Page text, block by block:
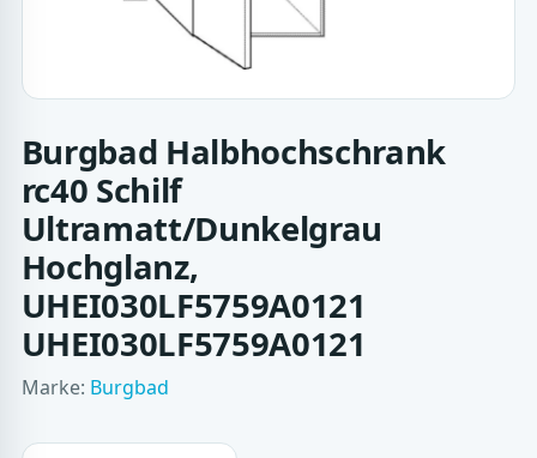
Burgbad Halbhochschrank
rc40 Schilf
Ultramatt/Dunkelgrau
Hochglanz,
UHEI030LF5759A0121
UHEI030LF5759A0121
Marke: Burgbad